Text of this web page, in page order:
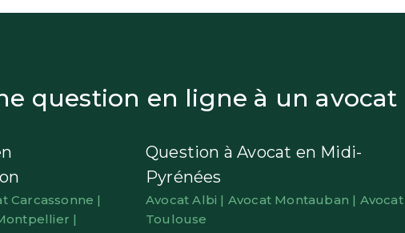
question en ligne à un
Carcassonne |
|
Question à Avocat en Midi-
Pyrénées
Avocat Albi | Avocat Montauban | Avocat
Toulouse